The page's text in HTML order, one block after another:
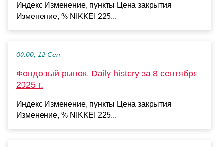
Индекс Изменение, пункты Цена закрытия
Изменение, % NIKKEI 225...
00:00, 12 Сен
Фондовый рынок, Daily history за 8 сентября
2025 г.
Индекс Изменение, пункты Цена закрытия
Изменение, % NIKKEI 225...